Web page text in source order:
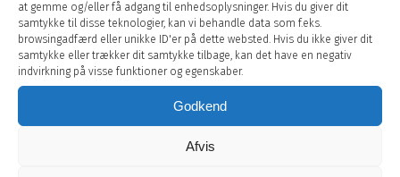
at gemme og/eller få adgang til enhedsoplysninger. Hvis du giver dit
samtykke til disse teknologier, kan vi behandle data som f.eks.
browsingadfærd eller unikke ID'er på dette websted. Hvis du ikke giver dit
samtykke eller trækker dit samtykke tilbage, kan det have en negativ
indvirkning på visse funktioner og egenskaber.
Godkend
Afvis